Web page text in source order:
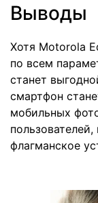
Выводы
Хотя Motorola
по всем
станет
смартфон
мобильных
флагманское